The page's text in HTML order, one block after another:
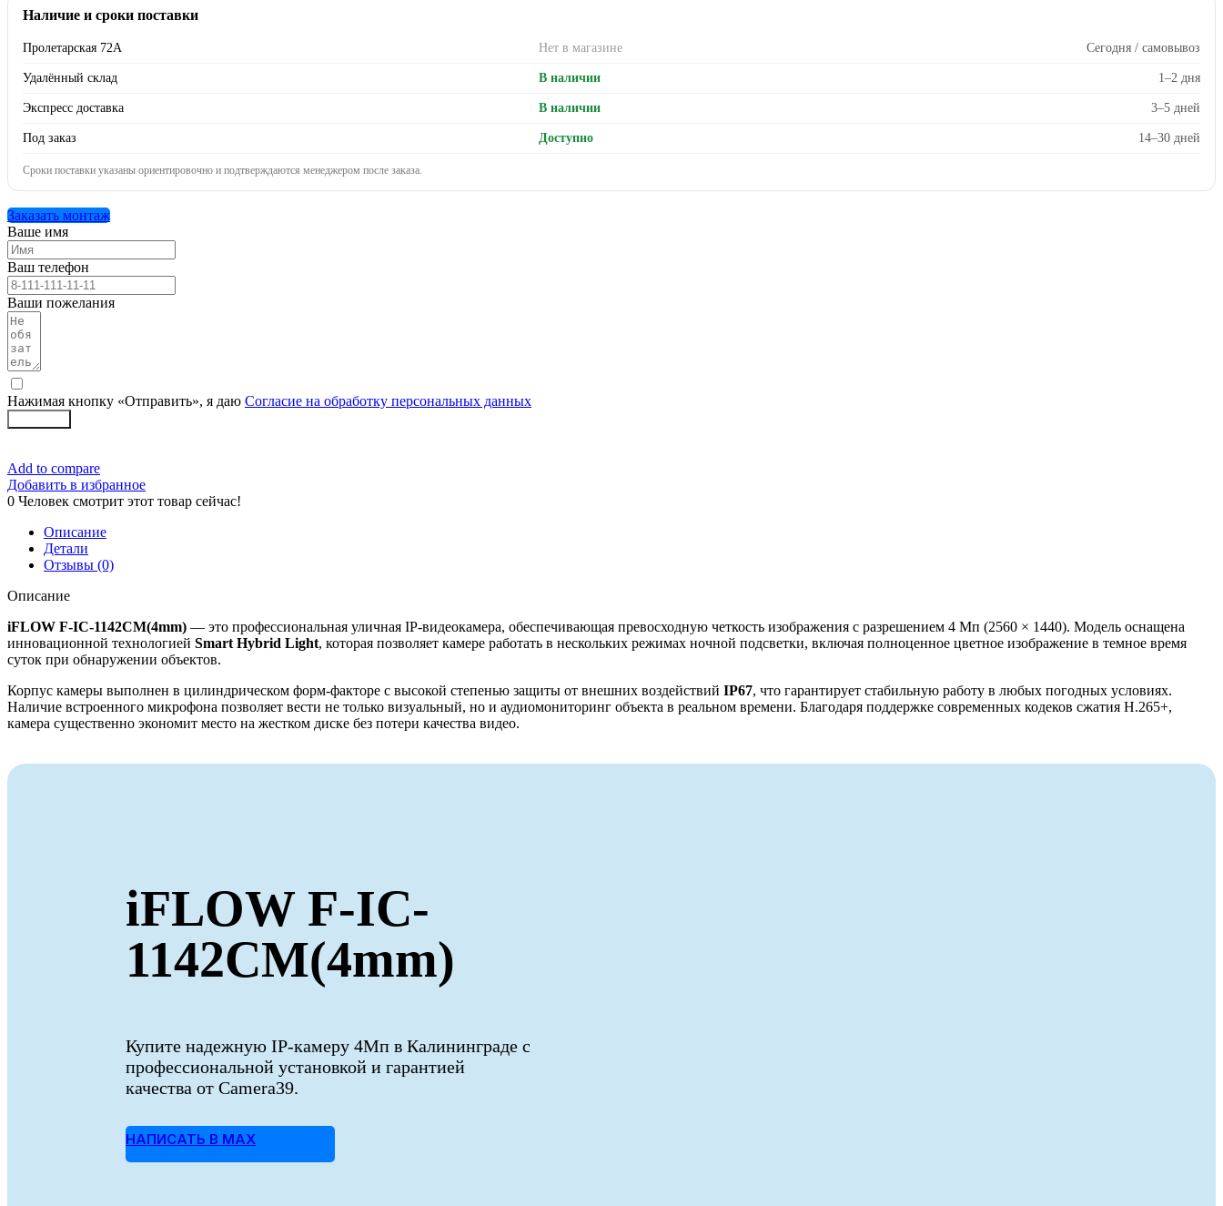
Наличие и сроки поставки
Пролетарская 72А Нет в магазине Сегодня / самовывоз
Удалённый склад В наличии 1–2 дня
Экспресс доставка В наличии 3–5 дней
Под заказ Доступно 14–30 дней
Сроки поставки указаны ориентировочно и подтверждаются менеджером после заказа.
Заказать монтаж
Ваше имя
Ваш телефон
Ваши пожелания
Нажимая кнопку «Отправить», я даю Согласие на обработку персональных данных
Add to compare
Добавить в избранное
0 Человек смотрит этот товар сейчас!
Описание
Детали
Отзывы (0)
Описание
iFLOW F-IC-1142CM(4mm) — это профессиональная уличная IP-видеокамера, обеспечивающая превосходную четкость изображения с разрешением 4 Мп (2560 × 1440). Модель оснащена
инновационной технологией Smart Hybrid Light, которая позволяет камере работать в нескольких режимах ночной подсветки, включая полноценное цветное изображение в темное время
суток при обнаружении объектов.
Корпус камеры выполнен в цилиндрическом форм-факторе с высокой степенью защиты от внешних воздействий IP67, что гарантирует стабильную работу в любых погодных условиях.
Наличие встроенного микрофона позволяет вести не только визуальный, но и аудиомониторинг объекта в реальном времени. Благодаря поддержке современных кодеков сжатия H.265+,
камера существенно экономит место на жестком диске без потери качества видео.
iFLOW F-IC-
1142CM(4mm)
Купите надежную IP-камеру 4Мп в Калининграде с
профессиональной установкой и гарантией
качества от Camera39.
НАПИСАТЬ В MAX